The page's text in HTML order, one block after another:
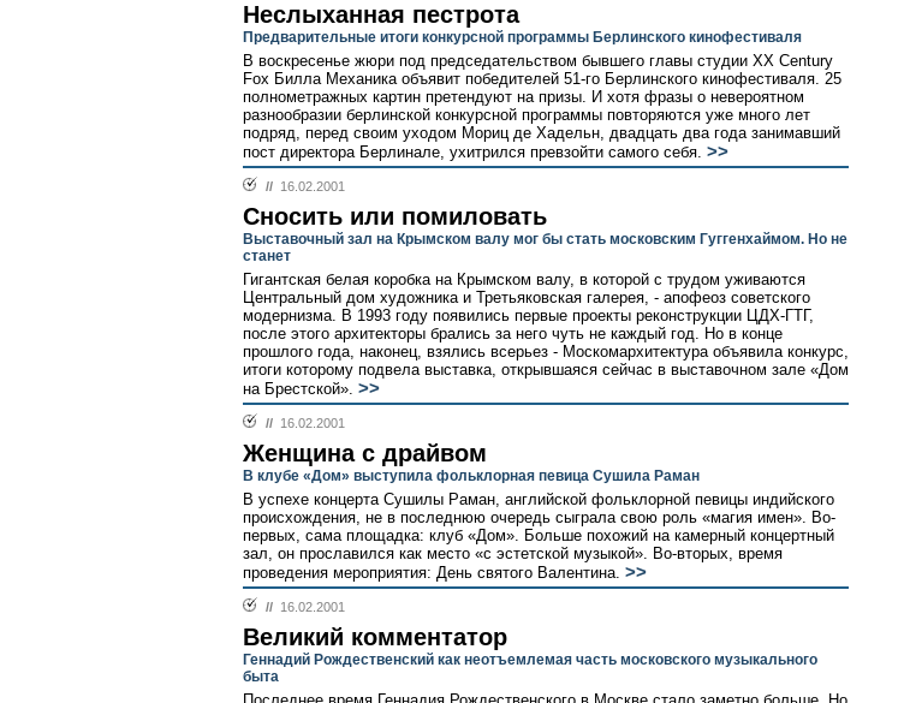
Неслыханная пестрота
Предварительные итоги конкурсной программы Берлинского кинофестиваля
В воскресенье жюри под председательством бывшего главы студии XX Century
Fox Билла Механика объявит победителей 51-го Берлинского кинофестиваля. 25
полнометражных картин претендуют на призы. И хотя фразы о невероятном
разнообразии берлинской конкурсной программы повторяются уже много лет
подряд, перед своим уходом Мориц де Хадельн, двадцать два года занимавший
пост директора Берлинале, ухитрился превзойти самого себя. >>
// 16.02.2001
Сносить или помиловать
Выставочный зал на Крымском валу мог бы стать московским Гуггенхаймом. Но не
станет
Гигантская белая коробка на Крымском валу, в которой с трудом уживаются
Центральный дом художника и Третьяковская галерея, - апофеоз советского
модернизма. В 1993 году появились первые проекты реконструкции ЦДХ-ГТГ,
после этого архитекторы брались за него чуть не каждый год. Но в конце
прошлого года, наконец, взялись всерьез - Москомархитектура объявила конкурс,
итоги которому подвела выставка, открывшаяся сейчас в выставочном зале «Дом
на Брестской». >>
// 16.02.2001
Женщина с драйвом
В клубе «Дом» выступила фольклорная певица Сушила Раман
В успехе концерта Сушилы Раман, английской фольклорной певицы индийского
происхождения, не в последнюю очередь сыграла свою роль «магия имен». Во-
первых, сама площадка: клуб «Дом». Больше похожий на камерный концертный
зал, он прославился как место «с эстетской музыкой». Во-вторых, время
проведения мероприятия: День святого Валентина. >>
// 16.02.2001
Великий комментатор
Геннадий Рождественский как неотъемлемая часть московского музыкального
быта